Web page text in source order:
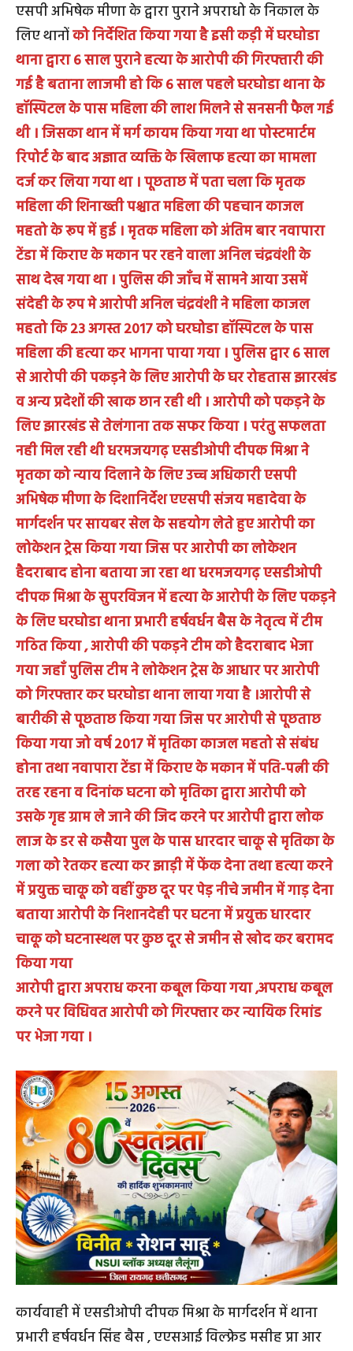
एसपी अभिषेक मीणा के द्वारा पुराने अपराधो के निकाल के
लिए थानोंको निर्देशित किया गया है इसी कड़ी में घरघोडा
थाना द्वारा 6 साल पुराने हत्या के आरोपी की गिरफ्तारी की
गई है बताना लाजमी हो कि 6 साल पहले घरघोडा थाना के
हॉस्पिटल के पास महिला की लाश मिलने से सनसनी फैल गई
थी । जिसका थान में मर्ग कायम किया गया था पोस्टमार्टम
रिपोर्ट के बाद अज्ञात व्यक्ति के खिलाफ हत्या का मामला
दर्ज कर लिया गया था । पूछताछ में पता चला कि मृतक
महिला की शिनाख्ती पश्चात महिला की पहचान काजल
महतो के रूप में हुई । मृतक महिला को अंतिम बार नवापारा
टेंडा में किराए के मकान पर रहने वाला अनिल चंद्रवंशी के
साथ देख गया था । पुलिस की जाँच में सामने आया उसमें
संदेही के रुप मे आरोपी अनिल चंद्रवंशी ने महिला काजल
महतो कि 23 अगस्त 2017 को घरघोडा हॉस्पिटल के पास
महिला की हत्या कर भागना पाया गया । पुलिस द्वार 6 साल
से आरोपी की पकड़ने के लिए आरोपी के घर रोहतास झारखंड
व अन्य प्रदेशों की खाक छान रही थी । आरोपी को पकड़ने के
लिए झारखंड से तेलंगाना तक सफर किया । परंतु सफलता
नही मिल रही थी धरमजयगढ़ एसडीओपी दीपक मिश्रा ने
मृतका को न्याय दिलाने के लिए उच्च अधिकारी एसपी
अभिषेक मीणा के दिशानिर्देश एएसपी संजय महादेवा के
मार्गदर्शन पर सायबर सेल के सहयोग लेते हुए आरोपी का
लोकेशन ट्रेस किया गया जिस पर आरोपी का लोकेशन
हैदराबाद होना बताया जा रहा था धरमजयगढ़ एसडीओपी
दीपक मिश्रा के सुपरविजन में हत्या के आरोपी के लिए पकड़ने
के लिए घरघोडा थाना प्रभारी हर्षवर्धन बैस के नेतृत्व में टीम
गठित किया , आरोपी की पकड़ने टीम को हैदराबाद भेजा
गया जहाँ पुलिस टीम ने लोकेशन ट्रेस के आधार पर आरोपी
को गिरफ्तार कर घरघोडा थाना लाया गया है ।आरोपी से
बारीकी से पूछताछ किया गया जिस पर आरोपी से पूछताछ
किया गया जो वर्ष 2017 में मृतिका काजल महतो से संबंध
होना तथा नवापारा टेंडा में किराए के मकान में पति-पत्नी की
तरह रहना व दिनांक घटना को मृतिका द्वारा आरोपी को
उसके गृह ग्राम ले जाने की जिद करने पर आरोपी द्वारा लोक
लाज के डर से कसैया पुल के पास धारदार चाकू से मृतिका के
गला को रेतकर हत्या कर झाड़ी में फेंक देना तथा हत्या करने
में प्रयुक्त चाकू को वहीं कुछ दूर पर पेड़ नीचे जमीन में गाड़ देना
बताया आरोपी के निशानदेही पर घटना में प्रयुक्त धारदार
चाकू को घटनास्थल पर कुछ दूर से जमीन से खोद कर बरामद
किया गया
आरोपी द्वारा अपराध करना कबूल किया गया ,अपराध कबूल
करने पर विधिवत आरोपी को गिरफ्तार कर न्यायिक रिमांड
पर भेजा गया ।
कार्यवाही में एसडीओपी दीपक मिश्रा के मार्गदर्शन में थाना
प्रभारी हर्षवर्धन सिंह बैस , एएसआई विल्फ्रेड मसीह प्रा आर